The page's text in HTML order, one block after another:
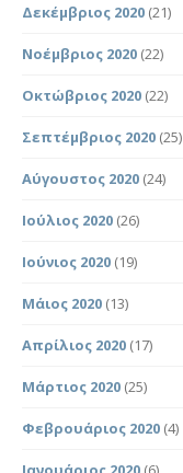
Δεκέμβριος 2020 (21)
Νοέμβριος 2020 (22)
Οκτώβριος 2020 (22)
Σεπτέμβριος 2020 (25)
Αύγουστος 2020 (24)
Ιούλιος 2020 (26)
Ιούνιος 2020 (19)
Μάιος 2020 (13)
Απρίλιος 2020 (17)
Μάρτιος 2020 (25)
Φεβρουάριος 2020 (4)